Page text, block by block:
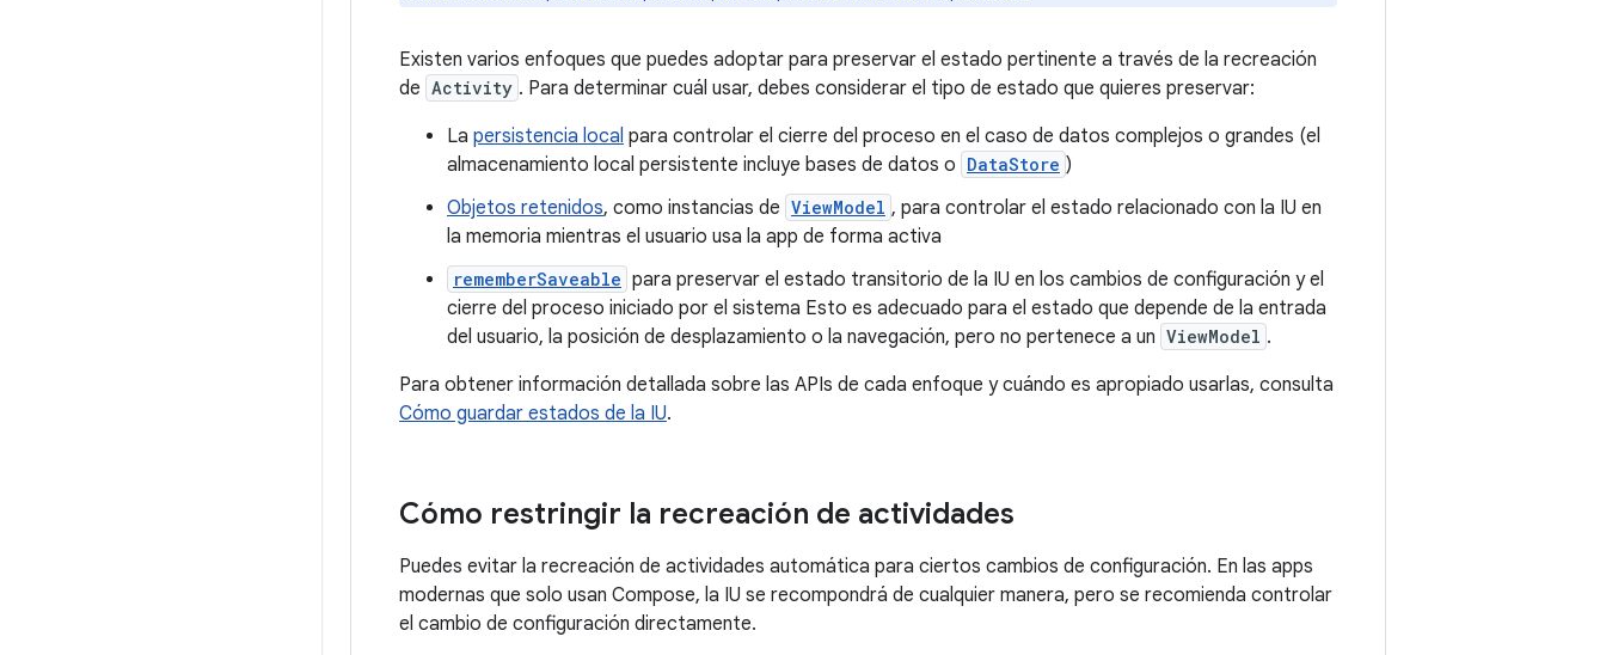
Existen varios enfoques que puedes adoptar para preservar el estado pertinente a través de la recreación
de Activity . Para determinar cuál usar, debes considerar el tipo de estado que quieres preservar:
La persistencia local para controlar el cierre del proceso en el caso de datos complejos o grandes (el
almacenamiento local persistente incluye bases de datos o DataStore )
Objetos retenidos, como instancias de ViewModel , para controlar el estado relacionado con la IU en
la memoria mientras el usuario usa la app de forma activa
rememberSaveable para preservar el estado transitorio de la IU en los cambios de configuración y el
cierre del proceso iniciado por el sistema Esto es adecuado para el estado que depende de la entrada
del usuario, la posición de desplazamiento o la navegación, pero no pertenece a un ViewModel .
Para obtener información detallada sobre las APIs de cada enfoque y cuándo es apropiado usarlas, consulta
Cómo guardar estados de la IU.
Cómo restringir la recreación de actividades
Puedes evitar la recreación de actividades automática para ciertos cambios de configuración. En las apps
modernas que solo usan Compose, la IU se recompondrá de cualquier manera, pero se recomienda controlar
el cambio de configuración directamente.